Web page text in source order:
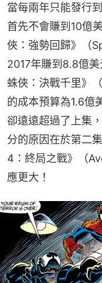
當每兩年只能發行
首先不會賺到10億
俠：強勢回歸》（
2017年賺到8.8億
蛛俠：決戰千里》
的成本預算為1.6億
卻遠遠超過了上集
分的原因在於第二
4：終局之戰》（
應更大！